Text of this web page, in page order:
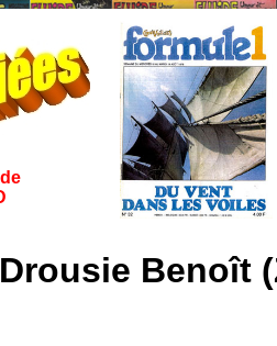
Drousie Benoît